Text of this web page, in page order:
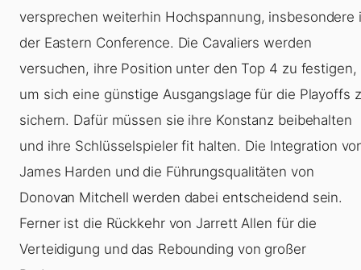
versprechen weiterhin Hochspannung, insbesondere
der Eastern Conference. Die Cavaliers werden
versuchen, ihre Position unter den Top 4 zu festigen,
um sich eine günstige Ausgangslage für die Playoffs
sichern. Dafür müssen sie ihre Konstanz beibehalten
und ihre Schlüsselspieler fit halten. Die Integration
James Harden und die Führungsqualitäten von
Donovan Mitchell werden dabei entscheidend sein.
Ferner ist die Rückkehr von Jarrett Allen für die
Verteidigung und das Rebounding von großer